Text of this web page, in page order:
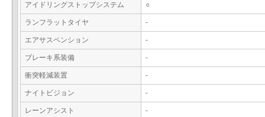
アイドリングストップシステム ○
ランフラットタイヤ -
エアサスペンション -
ブレーキ系装備 -
衝突軽減装置 -
ナイトビジョン -
レーンアシスト -